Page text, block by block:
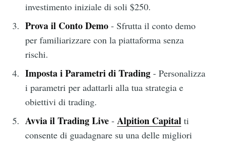
investimento iniziale di soli $250.
Prova il Conto Demo- Sfrutta il conto demo
per familiarizzare con la piattaforma senza
rischi.
Imposta i Parametri di Trading- Personalizza
i parametri per adattarli alla tua strategia e
obiettivi di trading.
Avvia il Trading Live- Alpition Capitalti
consente di guadagnare su una delle migliori